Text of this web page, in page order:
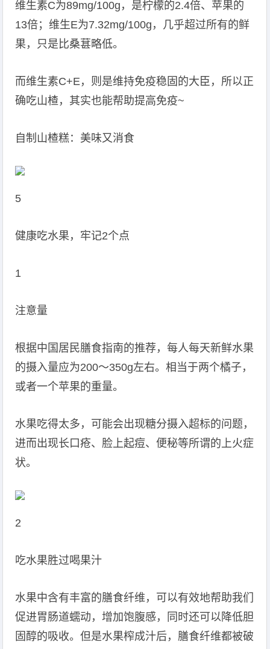
维生素C为89mg/100g，是柠檬的2.4倍、苹果的
13倍；维生E为7.32mg/100g，几乎超过所有的鲜
果，只是比桑葚略低。
而维生素C+E，则是维持免疫稳固的大臣，所以正
确吃山楂，其实也能帮助提高免疫~
自制山楂糕：美味又消食
5
健康吃水果，牢记2个点
1
注意量
根据中国居民膳食指南的推荐，每人每天新鲜水果
的摄入量应为200～350g左右。相当于两个橘子，
或者一个苹果的重量。
水果吃得太多，可能会出现糖分摄入超标的问题，
进而出现长口疮、脸上起痘、便秘等所谓的上火症
状。
2
吃水果胜过喝果汁
水果中含有丰富的膳食纤维，可以有效地帮助我们
促进胃肠道蠕动，增加饱腹感，同时还可以降低胆
固醇的吸收。但是水果榨成汁后，膳食纤维都被破